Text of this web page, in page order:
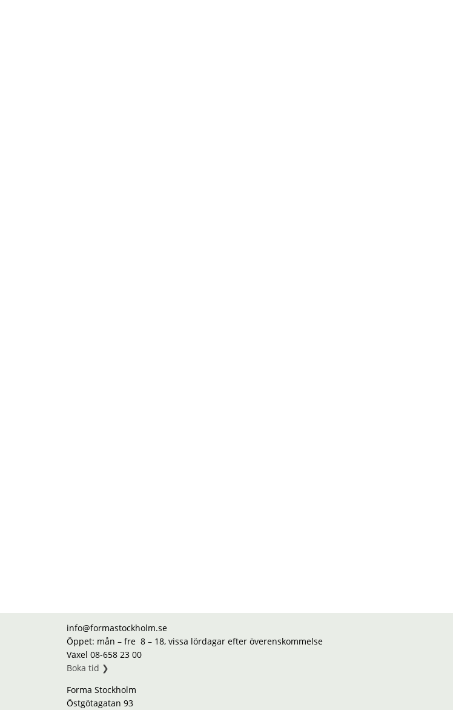
info@formastockholm.se
Öppet: mån – fre 8 – 18, vissa lördagar efter överenskommelse
Växel 08-658 23 00
Boka tid ❯
Forma Stockholm
Östgötagatan 93